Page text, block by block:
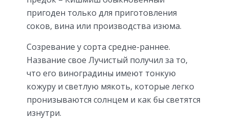
пригоден только для приготовления
соков, вина или производства изюма.
Созревание у сорта средне-раннее.
Название свое Лучистый получил за то,
что его виноградины имеют тонкую
кожуру и светлую мякоть, которые легко
пронизываются солнцем и как бы светятся
изнутри.